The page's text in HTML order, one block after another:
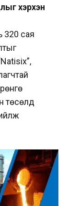
хэрхэн
320 сая
төсөлд